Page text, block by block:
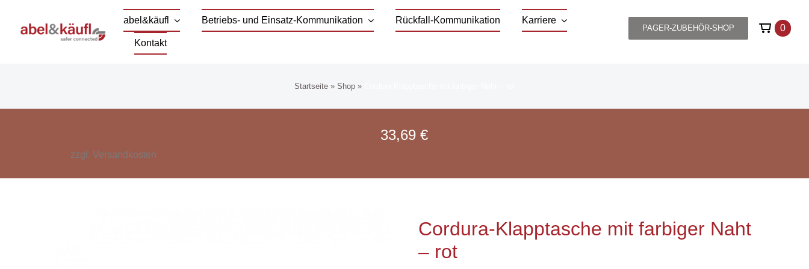
abel&käufl Betriebs- und Einsatz-Kommunikation Rückfall-Kommunikation Karriere
Kontakt
PAGER-ZUBEHÖR-SHOP 0
Startseite» Shop»
33,69€
zzgl. Versandkosten
Cordura-Klapptasche mit farbiger Naht
– rot